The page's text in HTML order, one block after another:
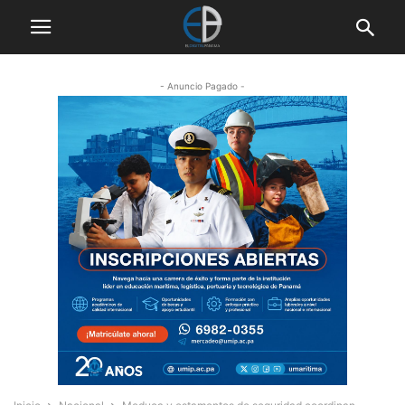
- Anuncio Pagado -